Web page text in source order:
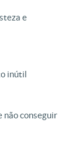
e
inútil
não conseguir